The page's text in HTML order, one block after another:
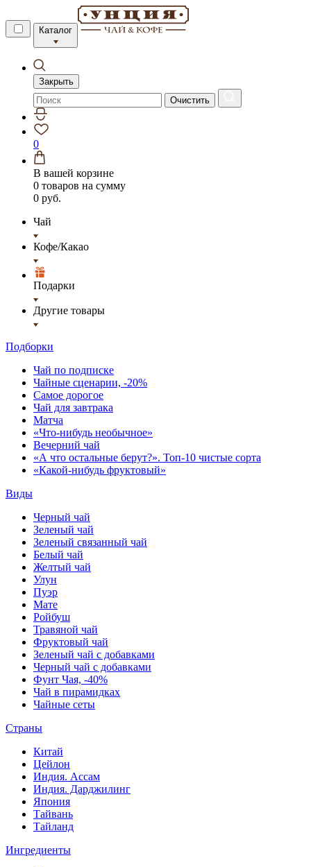
Каталог
Закрыть
Очистить
0
В вашей корзине
0 товаров на сумму
0 руб.
Чай
Кофе/Какао
Подарки
Другие товары
Подборки
Чай по подписке
Чайные сценарии, -20%
Самое дорогое
Чай для завтрака
Матча
«Что-нибудь необычное»
Вечерний чай
«А что остальные берут?». Топ-10 чистые сорта
«Какой-нибудь фруктовый»
Виды
Черный чай
Зеленый чай
Зеленый связанный чай
Белый чай
Желтый чай
Улун
Пуэр
Мате
Ройбуш
Травяной чай
Фруктовый чай
Зеленый чай с добавками
Черный чай с добавками
Фунт Чая, -40%
Чай в пирамидках
Чайные сеты
Страны
Китай
Цейлон
Индия. Ассам
Индия. Дарджилинг
Япония
Тайвань
Тайланд
Ингредиенты